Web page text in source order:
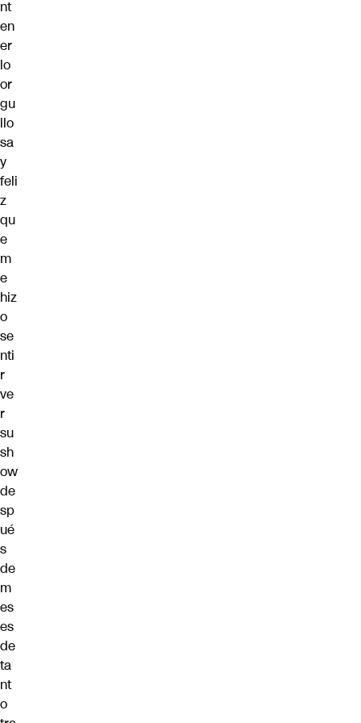
nt
en
er
lo
or
gu
llo
sa
y
feli
z
qu
e
m
e
hiz
o
se
nti
r
ve
r
su
sh
ow
de
sp
ué
s
de
m
es
es
de
ta
nt
o